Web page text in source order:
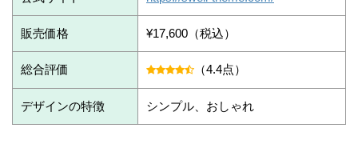
販売価格 ¥17,600（税込）
総合評価 （4.4点）
デザインの特徴 シンプル、おしゃれ